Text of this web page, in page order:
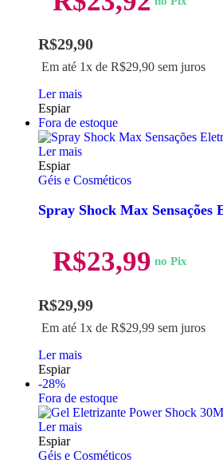
R$29,90
Em até 1x de R$29,90 sem juros
Ler mais
Espiar
Fora de estoque
Ler mais
Espiar
Géis e Cosméticos
Spray Shock Max Sensações
R$29,99
Em até 1x de R$29,99 sem juros
R$23,99 no Pix
Ler mais
Espiar
-28%
Fora de estoque
Ler mais
Espiar
Géis e Cosméticos